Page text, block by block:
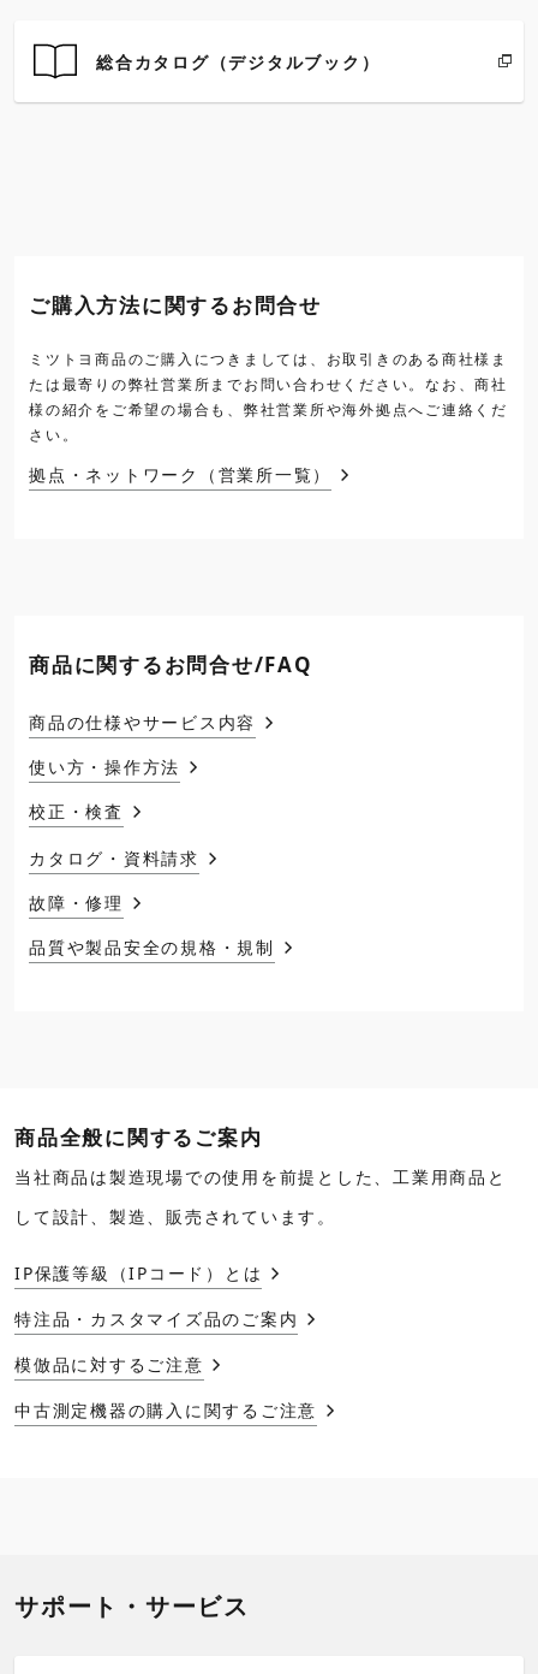
総合カタログ（デジタルブック）
ご購入方法に関するお問合せ
ミツトヨ商品のご購入につきましては、お取引きのある商社様ま
たは最寄りの弊社営業所までお問い合わせください。なお、商社
様の紹介をご希望の場合も、弊社営業所や海外拠点へご連絡くだ
さい。
拠点・ネットワーク（営業所一覧）
商品に関するお問合せ/FAQ
商品の仕様やサービス内容
使い方・操作方法
校正・検査
カタログ・資料請求
故障・修理
品質や製品安全の規格・規制
商品全般に関するご案内
当社商品は製造現場での使用を前提とした、工業用商品と
して設計、製造、販売されています。
IP保護等級（IPコード）とは
特注品・カスタマイズ品のご案内
模倣品に対するご注意
中古測定機器の購入に関するご注意
サポート・サービス